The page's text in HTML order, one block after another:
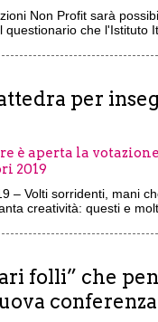
Non Profit sarà
che l'Istituto
per
è aperta la
2019
– Volti sorridenti, mani
creatività: questi e
folli” che